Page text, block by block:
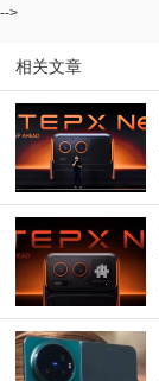
-->
相关文章